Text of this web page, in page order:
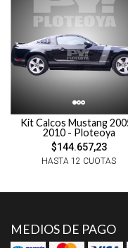
Kit Calcos Mustang
2010 - Ploteoya
$144.657,23
HASTA 12 CUOTAS
MEDIOS DE PAGO